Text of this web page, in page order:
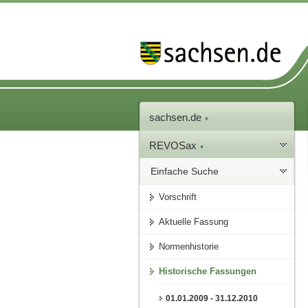
sachsen.de
REVOSax
Einfache Suche
Vorschrift
Aktuelle Fassung
Normenhistorie
Historische Fassungen
01.01.2009 - 31.12.2010